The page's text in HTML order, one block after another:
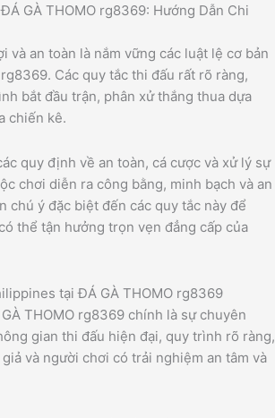
GÀ THOMO rg8369: Hướng Dẫn Chi
an toàn là nắm vững các luật lệ cơ bản
Các quy tắc thi đấu rất rõ ràng,
bắt đầu trận, phân xử thắng thua dựa
chiến kê.
quy định về an toàn, cá cược và xử lý sự
chơi diễn ra công bằng, minh bạch và an
chú ý đặc biệt đến các quy tắc này để
thể tận hưởng trọn vẹn đẳng cấp của
tại ĐÁ GÀ THOMO rg8369
THOMO rg8369 chính là sự chuyên
gian thi đấu hiện đại, quy trình rõ ràng,
và người chơi có trải nghiệm an tâm và